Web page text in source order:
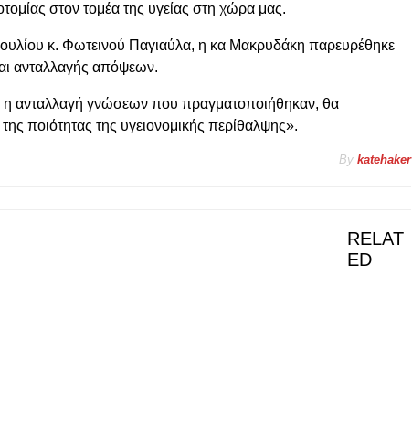
στον τομέα της υγείας στη χώρα μας.
κ. Φωτεινού Παγιαύλα, η κα Μακρυδάκη παρευρέθηκε
ανταλλαγής απόψεων.
η ανταλλαγή γνώσεων που πραγματοποιήθηκαν, θα
ποιότητας της υγειονομικής περίθαλψης».
By katehaker
RELAT
ED